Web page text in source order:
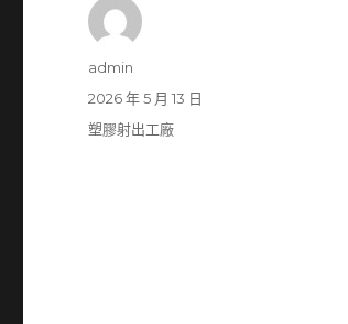
作
admin
發
佈
2026 年 5 月 13 日
分
塑膠射出工廠